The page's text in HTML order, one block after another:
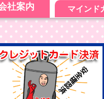
社案内 マインド